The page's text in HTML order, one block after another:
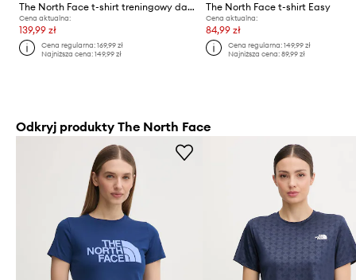
The North Face t-shirt treningowy damski FLEX EMBOSSED
Cena aktualna:
139,99 zł
Cena regularna:169,99 zł
Najniższa cena:149,99 zł
The North Face t-shirt Easy
Cena aktualna:
84,99 zł
Cena regularna: 149,99 zł
Najniższa cena: 89,99 zł
Odkryj produkty The North Face